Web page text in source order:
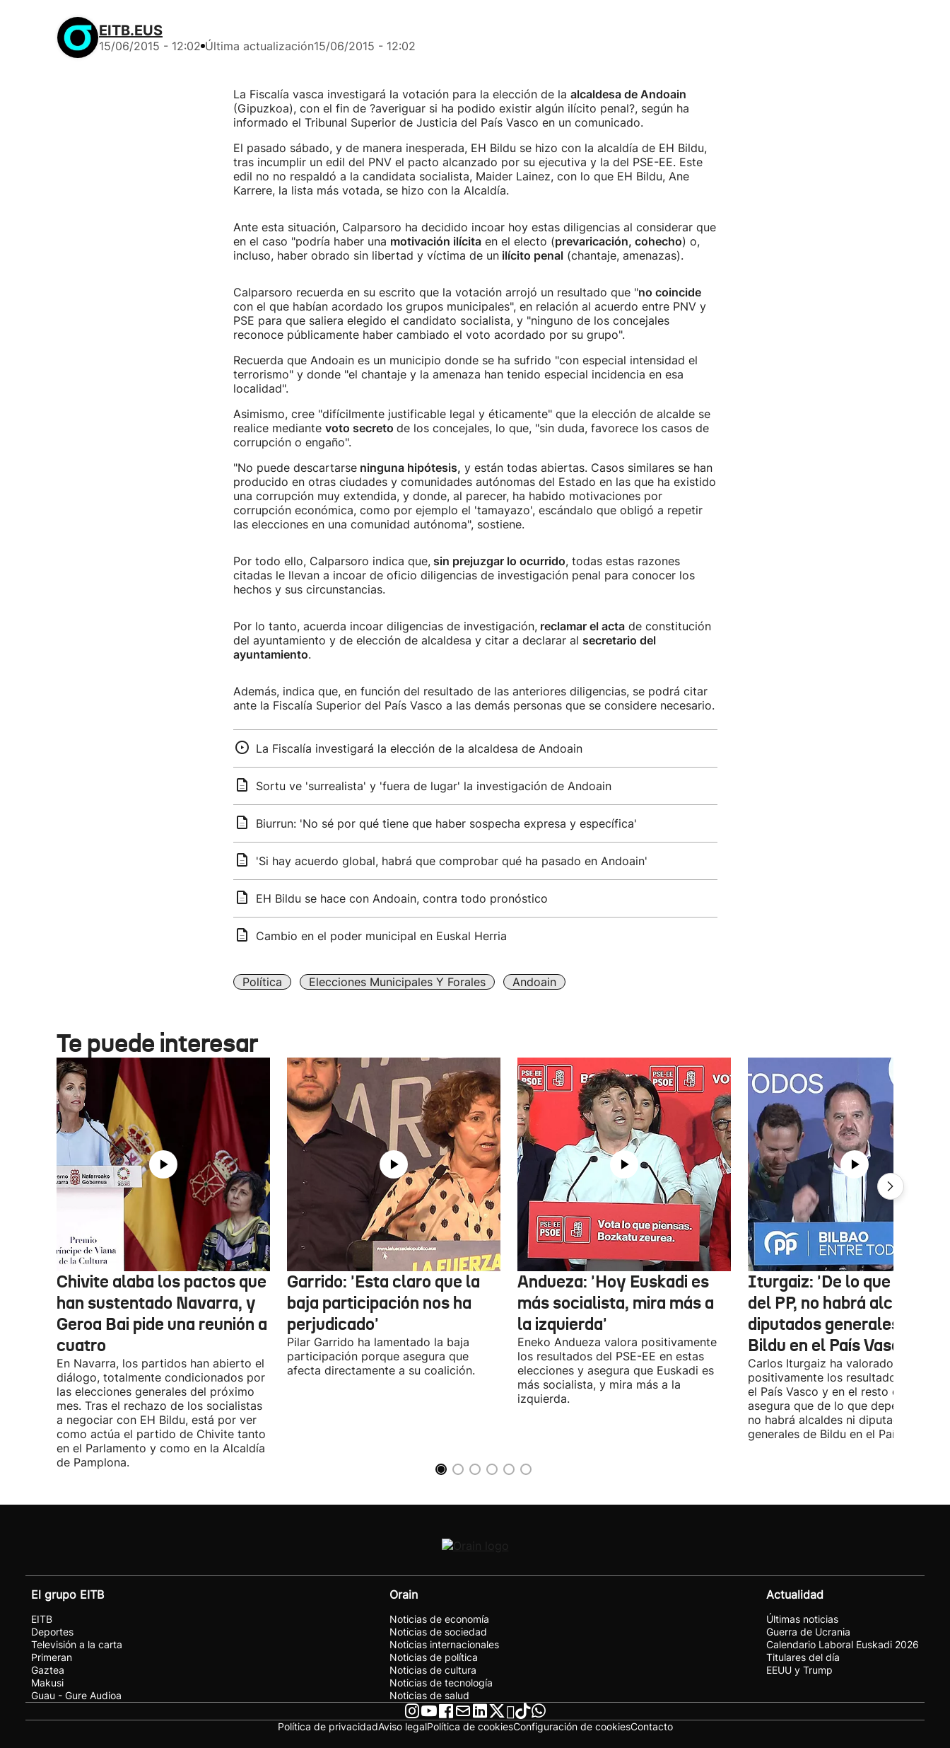
EITB.EUS
15/06/2015 - 12:02 Última actualización15/06/2015 - 12:02
La Fiscalía vasca investigará la votación para la elección de la alcaldesa de Andoain
(Gipuzkoa), con el fin de ?averiguar si ha podido existir algún ilícito penal?, según ha
informado el Tribunal Superior de Justicia del País Vasco en un comunicado.
El pasado sábado, y de manera inesperada, EH Bildu se hizo con la alcaldía de EH Bildu,
tras incumplir un edil del PNV el pacto alcanzado por su ejecutiva y la del PSE-EE. Este
edil no no respaldó a la candidata socialista, Maider Lainez, con lo que EH Bildu, Ane
Karrere, la lista más votada, se hizo con la Alcaldía.
Ante esta situación, Calparsoro ha decidido incoar hoy estas diligencias al considerar que
en el caso "podría haber una motivación ilícitaen el electo (prevaricación, cohecho) o,
incluso, haber obrado sin libertad y víctima de unilícito penal(chantaje, amenazas).
Calparsoro recuerda en su escrito que la votación arrojó un resultado que "no coincide
con el que habían acordado los grupos municipales", en relación al acuerdo entre PNV y
PSE para que saliera elegido el candidato socialista, y "ninguno de los concejales
reconoce públicamente haber cambiado el voto acordado por su grupo".
Recuerda que Andoain es un municipio donde se ha sufrido "con especial intensidad el
terrorismo" y donde "el chantaje y la amenaza han tenido especial incidencia en esa
localidad".
Asimismo, cree "difícilmente justificable legal y éticamente" que la elección de alcalde se
realice mediante voto secreto de los concejales, lo que, "sin duda, favorece los casos de
corrupción o engaño".
"No puede descartarseninguna hipótesis, y están todas abiertas. Casos similares se han
producido en otras ciudades y comunidades autónomas del Estado en las que ha existido
una corrupción muy extendida, y donde, al parecer, ha habido motivaciones por
corrupción económica, como por ejemplo el 'tamayazo', escándalo que obligó a repetir
las elecciones en una comunidad autónoma", sostiene.
Por todo ello, Calparsoro indica que,sin prejuzgar lo ocurrido, todas estas razones
citadas le llevan a incoar de oficio diligencias de investigación penal para conocer los
hechos y sus circunstancias.
Por lo tanto, acuerda incoar diligencias de investigación,reclamar el actade constitución
del ayuntamiento y de elección de alcaldesa y citar a declarar al secretario del
ayuntamiento.
Además, indica que, en función del resultado de las anteriores diligencias, se podrá citar
ante la Fiscalía Superior del País Vasco a las demás personas que se considere necesario.
La Fiscalía investigará la elección de la alcaldesa de Andoain
Sortu ve 'surrealista' y 'fuera de lugar' la investigación de Andoain
Biurrun: 'No sé por qué tiene que haber sospecha expresa y específica'
'Si hay acuerdo global, habrá que comprobar qué ha pasado en Andoain'
EH Bildu se hace con Andoain, contra todo pronóstico
Cambio en el poder municipal en Euskal Herria
Política Elecciones Municipales Y Forales Andoain
Te puede interesar
Chivite alaba los pactos que
han sustentado Navarra, y
Geroa Bai pide una reunión a
cuatro
En Navarra, los partidos han abierto el
diálogo, totalmente condicionados por
las elecciones generales del próximo
mes. Tras el rechazo de los socialistas
a negociar con EH Bildu, está por ver
como actúa el partido de Chivite tanto
en el Parlamento y como en la Alcaldía
de Pamplona.
Garrido: 'Esta claro que la
baja participación nos ha
perjudicado'
Pilar Garrido ha lamentado la baja
participación porque asegura que
afecta directamente a su coalición.
Andueza: 'Hoy Euskadi es
más socialista, mira más a
la izquierda'
Eneko Andueza valora positivamente
los resultados del PSE-EE en estas
elecciones y asegura que Euskadi es
más socialista, y mira más a la
izquierda.
Iturgaiz: 'De lo que
del PP, no habrá alcaldes ni
diputados generales de
Bildu en el País Vasco'
Carlos Iturgaiz ha valorado
positivamente los resultados del PP
el País Vasco y en el resto de
asegura que de lo que dependa del
no habrá alcaldes ni diputados
generales de Bildu en el País Vasco.
El grupo EITB
EITB
Deportes
Televisión a la carta
Primeran
Gaztea
Makusi
Guau - Gure Audioa
Orain
Noticias de economía
Noticias de sociedad
Noticias internacionales
Noticias de política
Noticias de cultura
Noticias de tecnología
Noticias de salud
Actualidad
Últimas noticias
Guerra de Ucrania
Calendario Laboral Euskadi 2026
Titulares del día
EEUU y Trump
Política de privacidadAviso legalPolítica de cookiesConfiguración de cookiesContacto